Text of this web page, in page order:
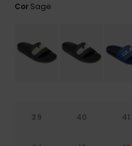
Cor Sage
39 40 41